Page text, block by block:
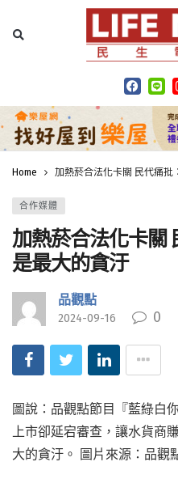
Home 加熱菸合法化卡關 民代痛批
合作媒體
加熱菸合法化卡關
是最大的貪汙
品觀點
2024-09-16 0
圖說：品觀點節目『藍綠白
上市卻延宕審查，讓水貨商
大的貪汙。 圖片來源：品觀